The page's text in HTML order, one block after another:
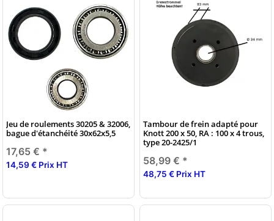
Jeu de roulements 30205 & 32006,
bague d'étanchéité 30x62x5,5
17,65 € *
14,59 € Prix HT
Tambour de frein adapté pour
Knott 200 x 50, RA : 100 x 4 trous,
type 20-2425/1
58,99 € *
48,75 € Prix HT